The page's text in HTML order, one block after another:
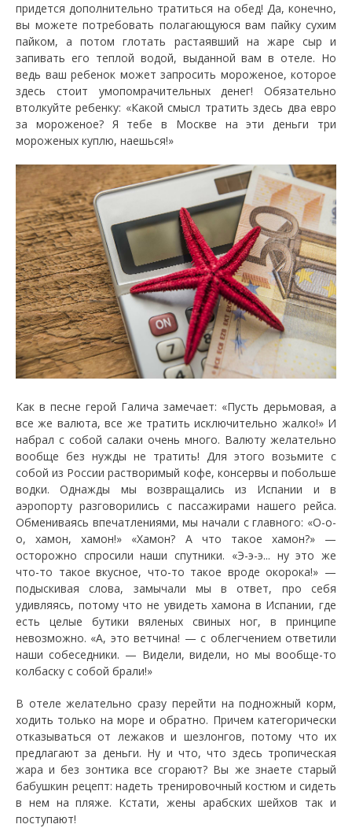
придется дополнительно тратиться на обед! Да, конечно,
вы можете потребовать полагающуюся вам пайку сухим
пайком, а потом глотать растаявший на жаре сыр и
запивать его теплой водой, выданной вам в отеле. Но
ведь ваш ребенок может запросить мороженое, которое
здесь стоит умопомрачительных денег! Обязательно
втолкуйте ребенку: «Какой смысл тратить здесь два евро
за мороженое? Я тебе в Москве на эти деньги три
мороженых куплю, наешься!»
Как в песне герой Галича замечает: «Пусть дерьмовая, а
все же валюта, все же тратить исключительно жалко!» И
набрал с собой салаки очень много. Валюту желательно
вообще без нужды не тратить! Для этого возьмите с
собой из России растворимый кофе, консервы и побольше
водки. Однажды мы возвращались из Испании и в
аэропорту разговорились с пассажирами нашего рейса.
Обмениваясь впечатлениями, мы начали с главного: «О-о-
о, хамон, хамон!» «Хамон? А что такое хамон?» —
осторожно спросили наши спутники. «Э-э-э... ну это же
что-то такое вкусное, что-то такое вроде окорока!» —
подыскивая слова, замычали мы в ответ, про себя
удивляясь, потому что не увидеть хамона в Испании, где
есть целые бутики вяленых свиных ног, в принципе
невозможно. «А, это ветчина! — с облегчением ответили
наши собеседники. — Видели, видели, но мы вообще-то
колбаску с собой брали!»
В отеле желательно сразу перейти на подножный корм,
ходить только на море и обратно. Причем категорически
отказываться от лежаков и шезлонгов, потому что их
предлагают за деньги. Ну и что, что здесь тропическая
жара и без зонтика все сгорают? Вы же знаете старый
бабушкин рецепт: надеть тренировочный костюм и сидеть
в нем на пляже. Кстати, жены арабских шейхов так и
поступают!